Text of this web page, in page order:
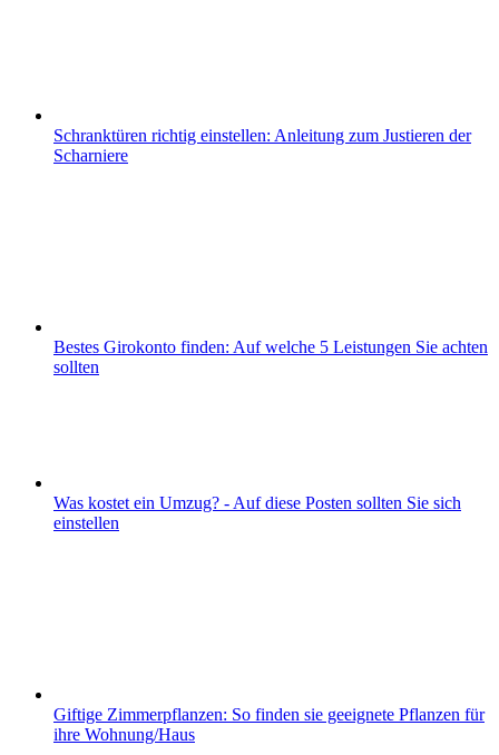
Schranktüren richtig einstellen: Anleitung zum Justieren der
Scharniere
Bestes Girokonto finden: Auf welche 5 Leistungen Sie achten
sollten
Was kostet ein Umzug? - Auf diese Posten sollten Sie sich
einstellen
Giftige Zimmerpflanzen: So finden sie geeignete Pflanzen für
ihre Wohnung/Haus